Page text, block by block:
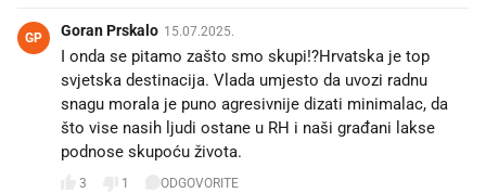
GP Goran Prskalo 15.07.2025.
I onda se pitamo zašto smo skupi!?Hrvatska je top
svjetska destinacija. Vlada umjesto da uvozi radnu
snagu morala je puno agresivnije dizati minimalac, da
što vise nasih ljudi ostane u RH i naši građani lakse
podnose skupoću života.
3 1 ODGOVORITE